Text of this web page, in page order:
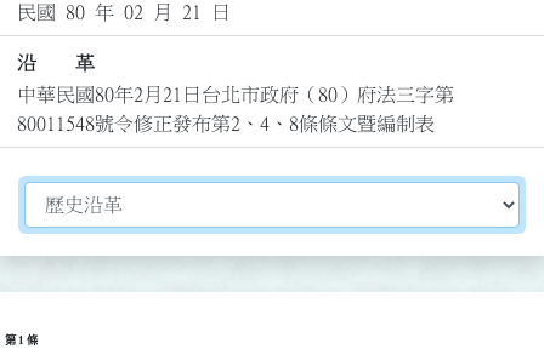
民國 80 年 02 月 21 日
沿 革
中華民國80年2月21日台北市政府（80）府法三字第
80011548號令修正發布第2、4、8條條文暨編制表
切換選擇法規資訊內容
第 1 條